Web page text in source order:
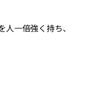
一倍強く持ち、